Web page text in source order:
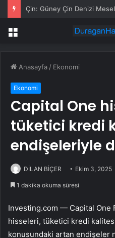
Menü
Anasayfa / Ekonomi
Ekonomi
Capital One
tüketici kredi
endişeleriyle
DİLAN BİÇER Ekim 3, 2025
1 dakika okuma süresi
Investing.com — Capital One
hisseleri, tüketici kredi
konusundaki artan endişeler